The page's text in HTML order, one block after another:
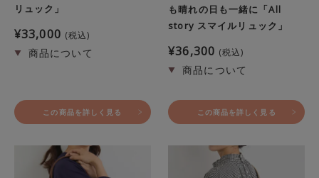
リュック」
¥33,000 税込
この商品を詳しく見る
も晴れの日も一緒に「All
story スマイルリュック」
¥36,300 税込
この商品を詳しく見る